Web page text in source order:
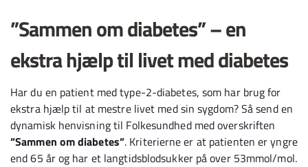
”Sammen om diabetes” – en
ekstra hjælp til livet med diabetes
Har du en patient med type-2-diabetes, som har brug for
ekstra hjælp til at mestre livet med sin sygdom? Så send en
dynamisk henvisning til Folkesundhed med overskriften
”Sammen om diabetes”. Kriterierne er at patienten er yngre
end 65 år og har et langtidsblodsukker på over 53mmol/mol.